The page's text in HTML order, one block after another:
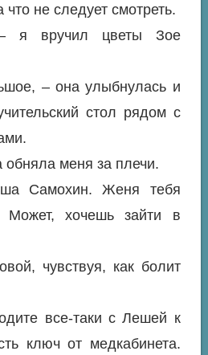
не следует смотреть.
я вручил цветы Зое
– она улыбнулась и
стол рядом с
обняла меня за плечи.
Самохин. Женя тебя
Может, хочешь зайти в
чувствуя, как болит
все-таки с Лешей к
ключ от медкабинета.